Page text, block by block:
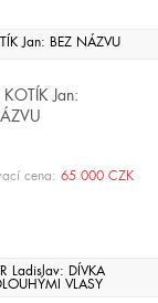
Jan:
cena: 65 000 CZK